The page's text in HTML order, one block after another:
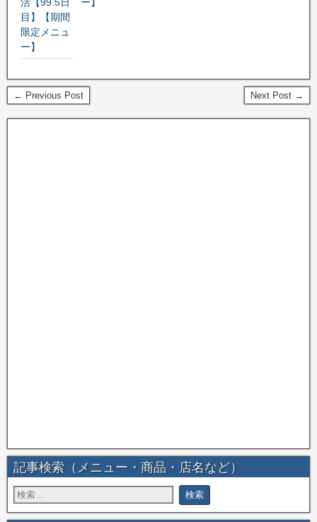
目】【期間
限定メニュ
ー】
← Previous Post Next Post →
記事検索（メニュー・商品・店名など）